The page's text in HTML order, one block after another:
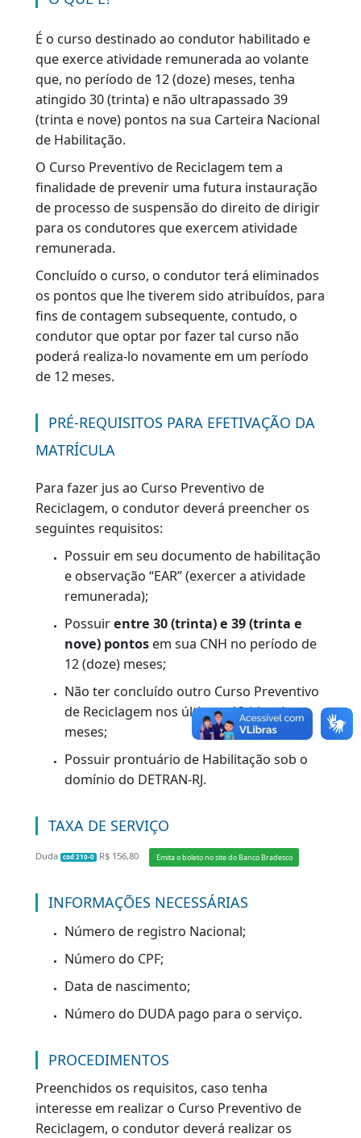
Reciclagem
VOLTAR |
O QUE É?
É o curso destinado ao condutor habilitado e
que exerce atividade remunerada ao volante
que, no período de 12 (doze) meses, tenha
atingido 30 (trinta) e não ultrapassado 39
(trinta e nove) pontos na sua Carteira Nacional
de Habilitação.
O Curso Preventivo de Reciclagem tem a
finalidade de prevenir uma futura instauração
de processo de suspensão do direito de dirigir
remunerada.
Concluído o curso, o condutor terá eliminados
os pontos que lhe tiverem sido atribuídos, para
fins de contagem subsequente, contudo, o
condutor que optar por fazer tal curso não
poderá realiza-lo novamente em um período
de 12 meses.
PRÉ-REQUISITOS PARA EFETIVAÇÃO DA
MATRÍCULA
Para fazer jus ao Curso Preventivo de
Reciclagem, o condutor deverá preencher os
seguintes requisitos:
Possuir em seu documento de habilitação
remunerada);
entre 30 (trinta) e 39 (trinta e
nove) pontosem sua CNH no período de
12 (doze) meses;
Não ter concluído outro Curso Preventivo
de Reciclagem nos últimos 12 (doze)
meses;
Possuir prontuário de Habilitação sob o
domínio do DETRAN-RJ.
TAXA DE SERVIÇO
Duda cod 210-0 R$ 156,80 Emita o boleto no site do Banco Bradesco